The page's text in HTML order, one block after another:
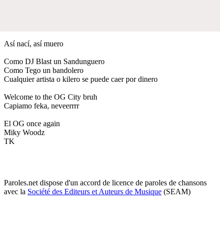
Así nací, así muero
Como DJ Blast un Sandunguero
Como Tego un bandolero
Cualquier artista o kilero se puede caer por dinero
Welcome to the OG City bruh
Capiamo feka, neveerrrr
El OG once again
Miky Woodz
TK
Paroles.net dispose d'un accord de licence de paroles de chansons
avec la Société des Editeurs et Auteurs de Musique (SEAM)